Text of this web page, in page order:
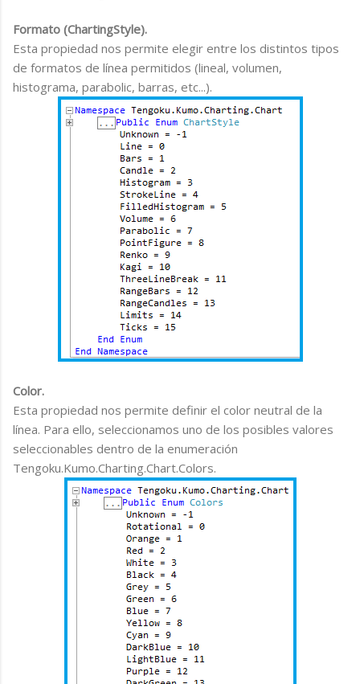
Formato (ChartingStyle).
Esta propiedad nos permite elegir entre los distintos tipos
de formatos de línea permitidos (lineal, volumen,
histograma, parabolic, barras, etc...).
Color.
Esta propiedad nos permite definir el color neutral de la
línea. Para ello, seleccionamos uno de los posibles valores
seleccionables dentro de la enumeración
Tengoku.Kumo.Charting.Chart.Colors.